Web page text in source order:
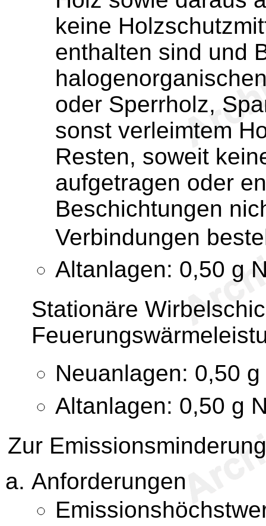
keine
enthalten sind und
oder Sperrholz,
sonst verleimtem
Resten, soweit
aufgetragen oder
Beschichtungen
Verbindungen
Altanlagen: 0,50 g
Stationäre
Neuanlagen: 0,50 g
Altanlagen: 0,50 g
Zur
Anforderungen